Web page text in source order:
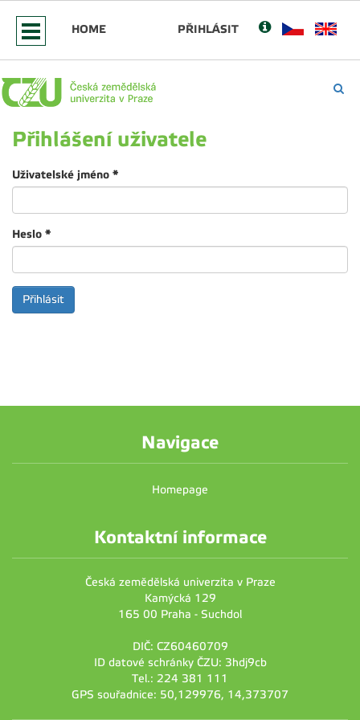
HOME PŘIHLÁSIT
Přihlášení uživatele
Uživatelské jméno *
Heslo *
Navigace
Homepage
Kontaktní informace
Česká zemědělská univerzita v Praze
Kamýcká 129
165 00 Praha - Suchdol
DIČ: CZ60460709
ID datové schránky ČZU: 3hdj9cb
Tel.: 224 381 111
GPS souřadnice: 50,129976, 14,373707